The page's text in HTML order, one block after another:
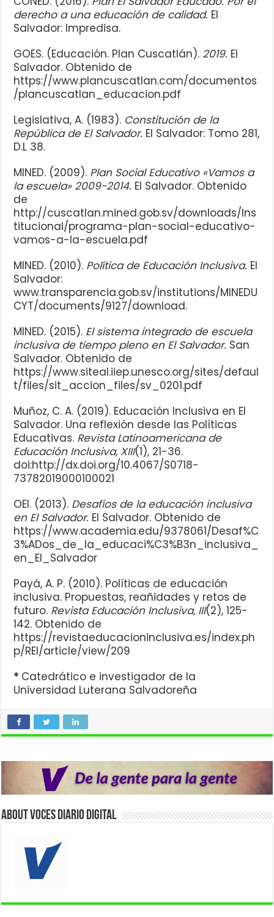
derecho a una educación de calidad. El
Salvador: Impredisa.
GOES. (Educación. Plan Cuscatlán). 2019. El
Salvador. Obtenido de
https://www.plancuscatlan.com/documentos
/plancuscatlan_educacion.pdf
Legislativa, A. (1983). Constitución de la
República de El Salvador. El Salvador: Tomo 281,
D.L 38.
MINED. (2009). Plan Social Educativo «Vamos a
la escuela» 2009-2014. El Salvador. Obtenido
de
http://cuscatlan.mined.gob.sv/downloads/Ins
titucional/programa-plan-social-educativo-
vamos-a-la-escuela.pdf
MINED. (2010). Política de Educación Inclusiva. El
Salvador:
www.transparencia.gob.sv/institutions/MINEDU
CYT/documents/9127/download.
MINED. (2015). El sistema integrado de escuela
inclusiva de tiempo pleno en El Salvador. San
Salvador. Obtenido de
https://www.siteal.iiep.unesco.org/sites/defaul
t/files/sit_accion_files/sv_0201.pdf
Muñoz, C. A. (2019). Educación Inclusiva en El
Salvador. Una reflexión desde las Políticas
Educativas. Revista Latinoamericana de
Educación Inclusiva, XIII(1), 21-36.
doi:http://dx.doi.org/10.4067/S0718-
73782019000100021
OEI. (2013). Desafíos de la educación inclusiva
en El Salvador. El Salvador. Obtenido de
https://www.academia.edu/9378061/Desaf%C
3%ADos_de_la_educaci%C3%B3n_inclusiva_
en_El_Salvador
Payá, A. P. (2010). Políticas de educación
inclusiva. Propuestas, reañidades y retos de
futuro. Revista Educación Inclusiva, III(2), 125-
142. Obtenido de
https://revistaeducacioninclusiva.es/index.ph
p/REI/article/view/209
* Catedrático e investigador de la
Universidad Luterana Salvadoreña
About VOCES Diario digital